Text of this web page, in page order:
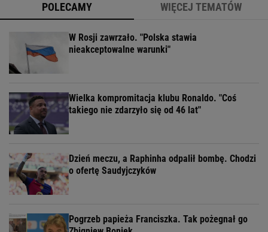
POLECAMY WIĘCEJ TEMATÓW
W Rosji zawrzało. "Polska stawia
nieakceptowalne warunki"
Wielka kompromitacja klubu Ronaldo. "Coś
takiego nie zdarzyło się od 46 lat"
Dzień meczu, a Raphinha odpalił bombę. Chodzi
o ofertę Saudyjczyków
Pogrzeb papieża Franciszka. Tak pożegnał go